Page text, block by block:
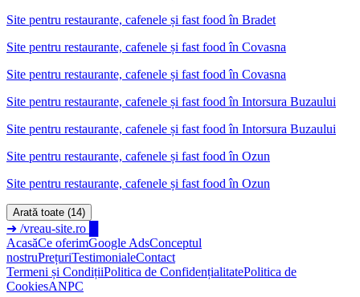
Site pentru restaurante, cafenele și fast food în Bradet
Site pentru restaurante, cafenele și fast food în Covasna
Site pentru restaurante, cafenele și fast food în Covasna
Site pentru restaurante, cafenele și fast food în Intorsura Buzaului
Site pentru restaurante, cafenele și fast food în Intorsura Buzaului
Site pentru restaurante, cafenele și fast food în Ozun
Site pentru restaurante, cafenele și fast food în Ozun
Arată toate (14)
➜ /vreau-site.ro
AcasăCe oferimGoogle AdsConceptul
nostruPrețuriTestimonialeContact
Termeni și CondițiiPolitica de ConfidențialitatePolitica de
CookiesANPC